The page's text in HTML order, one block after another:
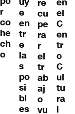
r
co
he
ch
o
e
en
tr
e
la
s
po
si
bl
es
re
cu
pe
ra
r
el
tr
ab
aj
o
vu
el
C
en
tr
o
C
ul
tu
ra
l